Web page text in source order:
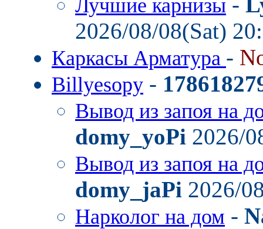
Лучшие карнизы
2026/08/08(Sat)
Каркасы Арматура -
Billyesopy -
Вывод из запоя на
domy_yoPi 2026/
Вывод из запоя на
domy_jaPi 2026/
Нарколог на дом -